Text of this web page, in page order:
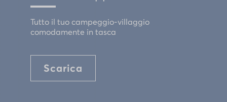
Tutto il tuo campeggio-villaggio
comodamente in tasca
Scarica